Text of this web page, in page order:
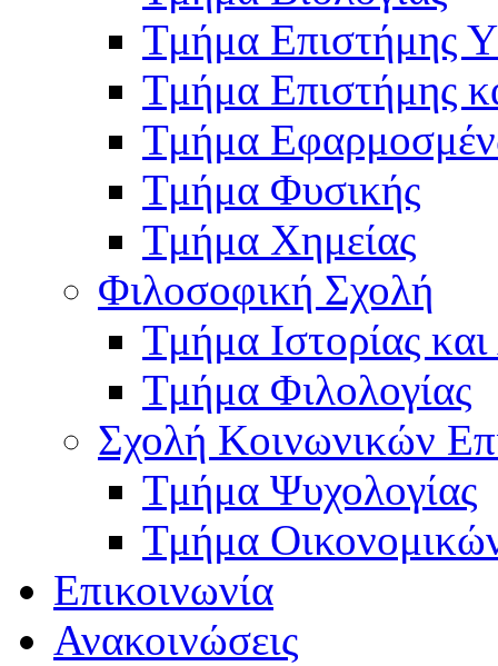
Τμήμα Επιστήμης
Τμήμα Επιστήμης
Τμήμα
Τμήμα Φυσικής
Τμήμα Χημείας
Φιλοσοφική Σχολή
Τμήμα Ιστορίας
Τμήμα Φιλολογίας
Σχολή Κοινωνικών
Τμήμα Ψυχολογίας
Τμήμα
Επικοινωνία
Ανακοινώσεις